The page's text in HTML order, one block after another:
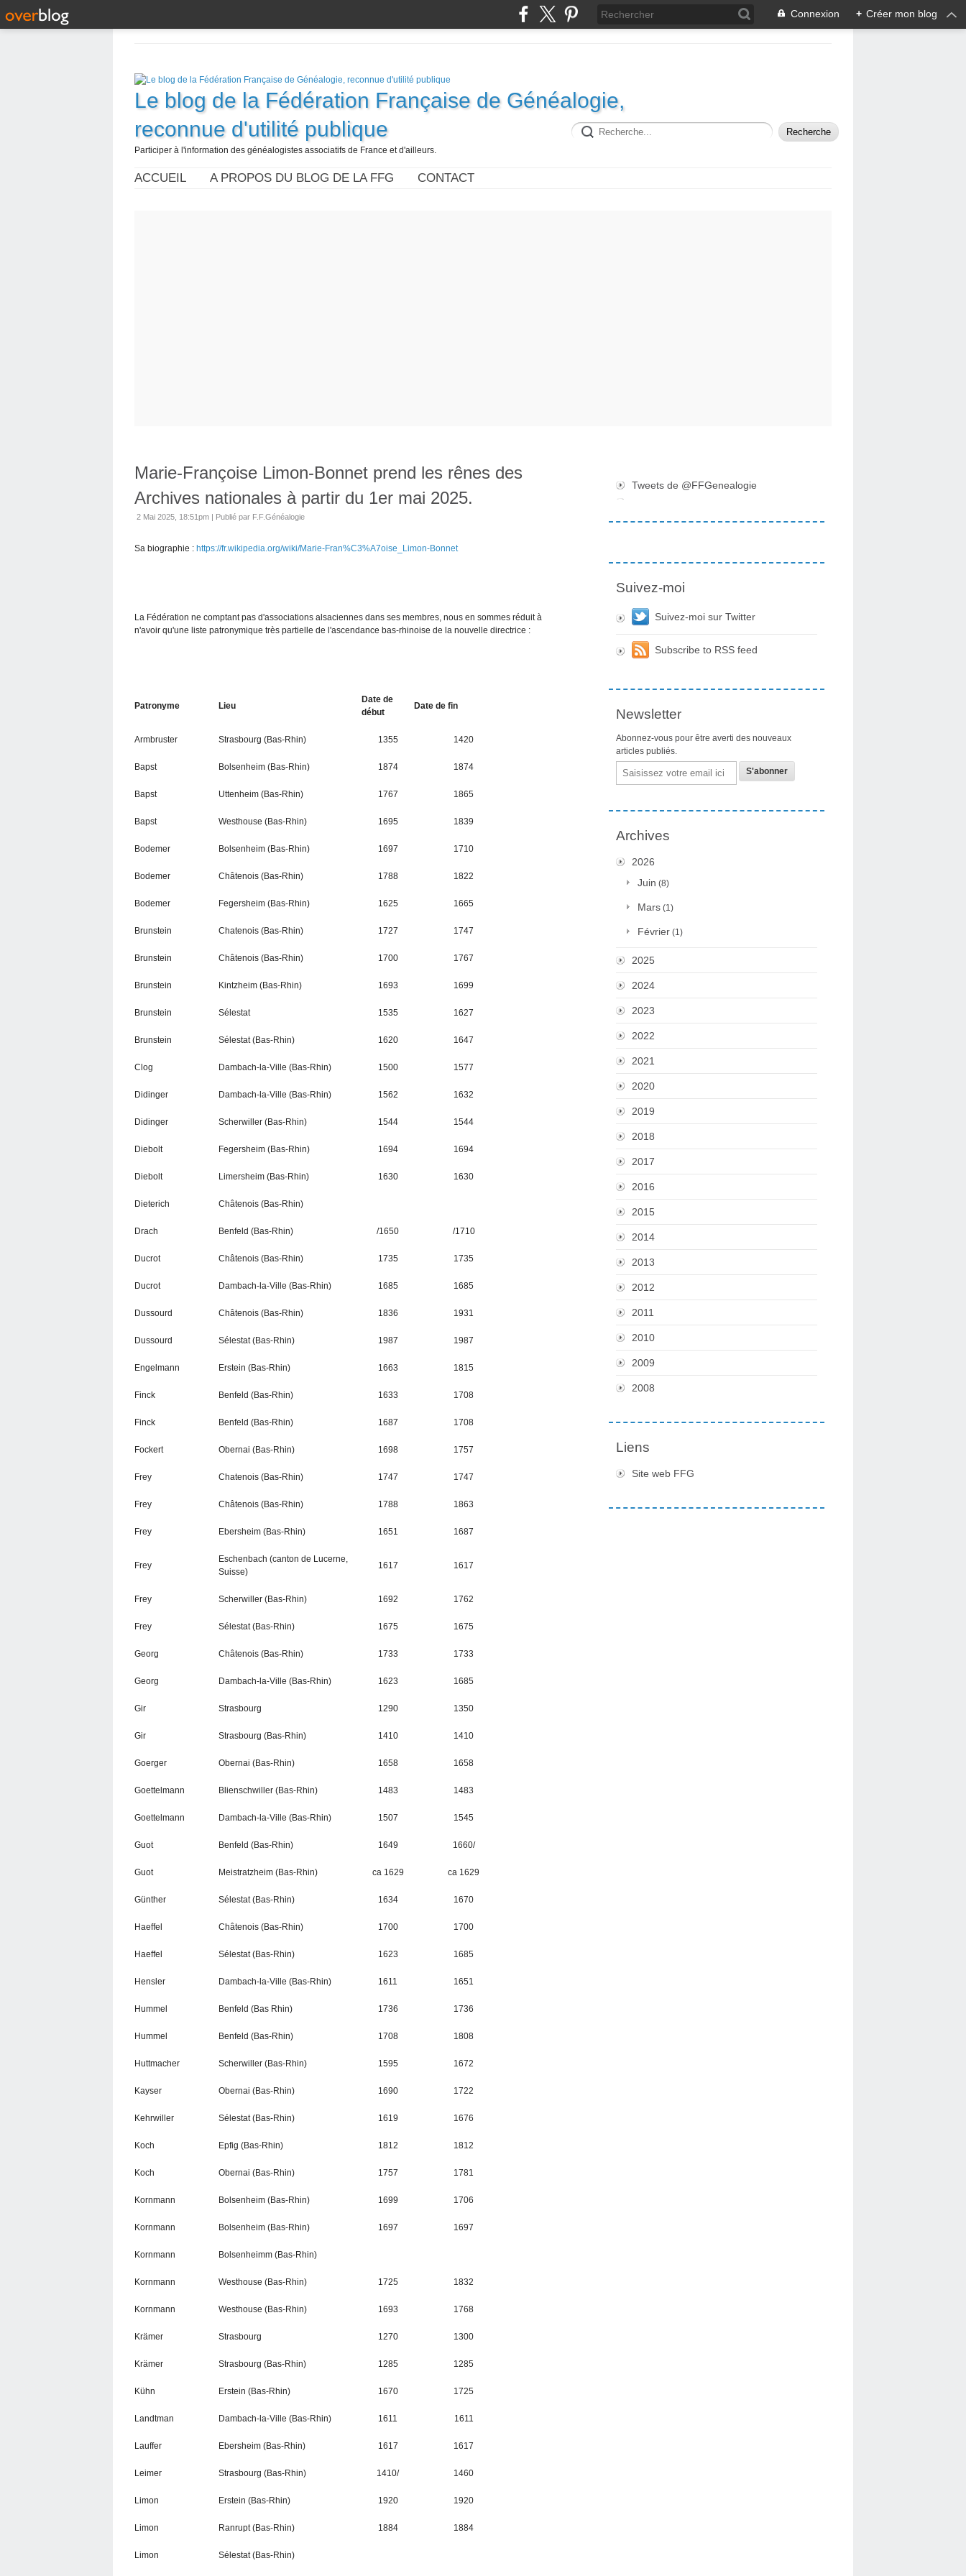
Connexion + Créer mon blog
Le blog de la Fédération Française de Généalogie,
reconnue d'utilité publique
Participer à l'information des généalogistes associatifs de France et d'ailleurs.
ACCUEIL A PROPOS DU BLOG DE LA FFG CONTACT
Marie-Françoise Limon-Bonnet prend les rênes des
Archives nationales à partir du 1er mai 2025.
2 Mai 2025, 18:51pm | Publié par F.F.Généalogie
Sa biographie : https://fr.wikipedia.org/wiki/Marie-Fran%C3%A7oise_Limon-Bonnet
La Fédération ne comptant pas d'associations alsaciennes dans ses membres, nous en sommes réduit à
n'avoir qu'une liste patronymique très partielle de l'ascendance bas-rhinoise de la nouvelle directrice :
Patronyme Lieu
Date de
début
Date de fin
Armbruster Strasbourg (Bas-Rhin) 1355 1420
Bapst Bolsenheim (Bas-Rhin) 1874 1874
Bapst Uttenheim (Bas-Rhin) 1767 1865
Bapst Westhouse (Bas-Rhin) 1695 1839
Bodemer Bolsenheim (Bas-Rhin) 1697 1710
Bodemer Châtenois (Bas-Rhin) 1788 1822
Bodemer Fegersheim (Bas-Rhin) 1625 1665
Brunstein Chatenois (Bas-Rhin) 1727 1747
Brunstein Châtenois (Bas-Rhin) 1700 1767
Brunstein Kintzheim (Bas-Rhin) 1693 1699
Brunstein Sélestat 1535 1627
Brunstein Sélestat (Bas-Rhin) 1620 1647
Clog Dambach-la-Ville (Bas-Rhin) 1500 1577
Didinger Dambach-la-Ville (Bas-Rhin) 1562 1632
Didinger Scherwiller (Bas-Rhin) 1544 1544
Diebolt Fegersheim (Bas-Rhin) 1694 1694
Diebolt Limersheim (Bas-Rhin) 1630 1630
Dieterich Châtenois (Bas-Rhin)
Drach Benfeld (Bas-Rhin) /1650 /1710
Ducrot Châtenois (Bas-Rhin) 1735 1735
Ducrot Dambach-la-Ville (Bas-Rhin) 1685 1685
Dussourd Châtenois (Bas-Rhin) 1836 1931
Dussourd Sélestat (Bas-Rhin) 1987 1987
Engelmann Erstein (Bas-Rhin) 1663 1815
Finck Benfeld (Bas-Rhin) 1633 1708
Finck Benfeld (Bas-Rhin) 1687 1708
Fockert Obernai (Bas-Rhin) 1698 1757
Frey Chatenois (Bas-Rhin) 1747 1747
Frey Châtenois (Bas-Rhin) 1788 1863
Frey Ebersheim (Bas-Rhin) 1651 1687
Frey
Eschenbach (canton de Lucerne,
Suisse)
1617 1617
Frey Scherwiller (Bas-Rhin) 1692 1762
Frey Sélestat (Bas-Rhin) 1675 1675
Georg Châtenois (Bas-Rhin) 1733 1733
Georg Dambach-la-Ville (Bas-Rhin) 1623 1685
Gir Strasbourg 1290 1350
Gir Strasbourg (Bas-Rhin) 1410 1410
Goerger Obernai (Bas-Rhin) 1658 1658
Goettelmann Blienschwiller (Bas-Rhin) 1483 1483
Goettelmann Dambach-la-Ville (Bas-Rhin) 1507 1545
Guot Benfeld (Bas-Rhin) 1649 1660/
Guot Meistratzheim (Bas-Rhin) ca 1629 ca 1629
Günther Sélestat (Bas-Rhin) 1634 1670
Haeffel Châtenois (Bas-Rhin) 1700 1700
Haeffel Sélestat (Bas-Rhin) 1623 1685
Hensler Dambach-la-Ville (Bas-Rhin) 1611 1651
Hummel Benfeld (Bas Rhin) 1736 1736
Hummel Benfeld (Bas-Rhin) 1708 1808
Huttmacher Scherwiller (Bas-Rhin) 1595 1672
Kayser Obernai (Bas-Rhin) 1690 1722
Kehrwiller Sélestat (Bas-Rhin) 1619 1676
Koch Epfig (Bas-Rhin) 1812 1812
Koch Obernai (Bas-Rhin) 1757 1781
Kornmann Bolsenheim (Bas-Rhin) 1699 1706
Kornmann Bolsenheim (Bas-Rhin) 1697 1697
Kornmann Bolsenheimm (Bas-Rhin)
Kornmann Westhouse (Bas-Rhin) 1725 1832
Kornmann Westhouse (Bas-Rhin) 1693 1768
Krämer Strasbourg 1270 1300
Krämer Strasbourg (Bas-Rhin) 1285 1285
Kühn Erstein (Bas-Rhin) 1670 1725
Landtman Dambach-la-Ville (Bas-Rhin) 1611 1611
Lauffer Ebersheim (Bas-Rhin) 1617 1617
Leimer Strasbourg (Bas-Rhin) 1410/ 1460
Limon Erstein (Bas-Rhin) 1920 1920
Limon Ranrupt (Bas-Rhin) 1884 1884
Limon Sélestat (Bas-Rhin)
Tweets de @FFGenealogie
Suivez-moi
Suivez-moi sur Twitter
Subscribe to RSS feed
Newsletter
Abonnez-vous pour être averti des nouveaux
articles publiés.
Email
Archives
2026
Juin (8)
Mars (1)
Février (1)
2025
2024
2023
2022
2021
2020
2019
2018
2017
2016
2015
2014
2013
2012
2011
2010
2009
2008
Liens
Site web FFG